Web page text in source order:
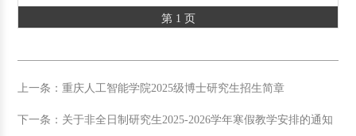
第 1 页
上一条：重庆人工智能学院2025级博士研究生招生简章
下一条：关于非全日制研究生2025-2026学年寒假教学安排的通知